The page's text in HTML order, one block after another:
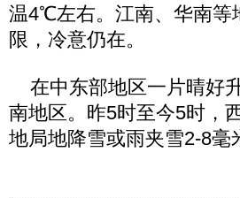
温4℃左右。江南、华南等
限，冷意仍在。
在中东部地区一片晴好
南地区。昨5时至今5时，
地局地降雪或雨夹雪2-8毫